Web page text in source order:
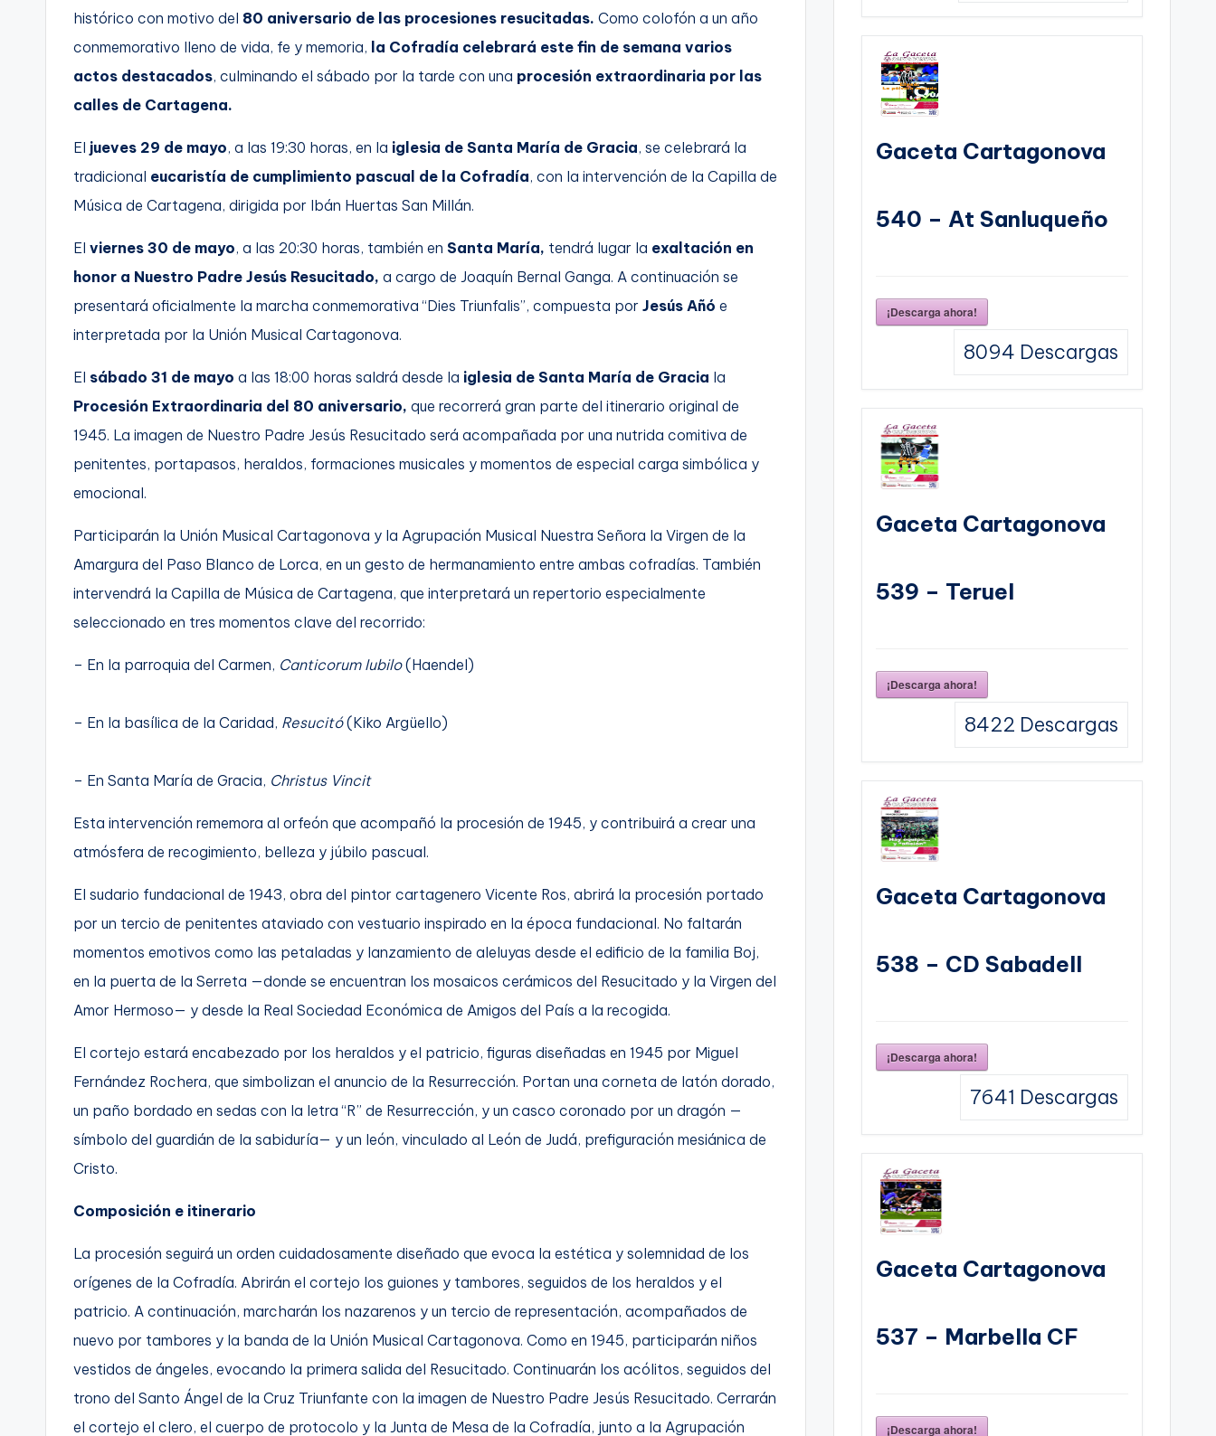
histórico con motivo del 80 aniversario de las procesiones resucitadas. Como colofón a un año
conmemorativo lleno de vida, fe y memoria, la Cofradía celebrará este fin de semana varios
actos destacados, culminando el sábado por la tarde con una procesión extraordinaria por las
calles de Cartagena.
El jueves 29 de mayo, a las 19:30 horas, en la iglesia de Santa María de Gracia, se celebrará la
tradicional eucaristía de cumplimiento pascual de la Cofradía, con la intervención de la Capilla de
Música de Cartagena, dirigida por Ibán Huertas San Millán.
El viernes 30 de mayo, a las 20:30 horas, también en Santa María, tendrá lugar la exaltación en
honor a Nuestro Padre Jesús Resucitado, a cargo de Joaquín Bernal Ganga. A continuación se
presentará oficialmente la marcha conmemorativa “Dies Triunfalis”, compuesta por Jesús Añó e
interpretada por la Unión Musical Cartagonova.
El sábado 31 de mayo a las 18:00 horas saldrá desde la iglesia de Santa María de Gracia la
Procesión Extraordinaria del 80 aniversario, que recorrerá gran parte del itinerario original de
1945. La imagen de Nuestro Padre Jesús Resucitado será acompañada por una nutrida comitiva de
penitentes, portapasos, heraldos, formaciones musicales y momentos de especial carga simbólica y
emocional.
Participarán la Unión Musical Cartagonova y la Agrupación Musical Nuestra Señora la Virgen de la
Amargura del Paso Blanco de Lorca, en un gesto de hermanamiento entre ambas cofradías. También
intervendrá la Capilla de Música de Cartagena, que interpretará un repertorio especialmente
seleccionado en tres momentos clave del recorrido:
– En la parroquia del Carmen, Canticorum Iubilo(Haendel)
– En la basílica de la Caridad, Resucitó(Kiko Argüello)
– En Santa María de Gracia, Christus Vincit
Esta intervención rememora al orfeón que acompañó la procesión de 1945, y contribuirá a crear una
atmósfera de recogimiento, belleza y júbilo pascual.
El sudario fundacional de 1943, obra del pintor cartagenero Vicente Ros, abrirá la procesión portado
por un tercio de penitentes ataviado con vestuario inspirado en la época fundacional. No faltarán
momentos emotivos como las petaladas y lanzamiento de aleluyas desde el edificio de la familia Boj,
en la puerta de la Serreta —donde se encuentran los mosaicos cerámicos del Resucitado y la Virgen del
Amor Hermoso— y desde la Real Sociedad Económica de Amigos del País a la recogida.
El cortejo estará encabezado por los heraldos y el patricio, figuras diseñadas en 1945 por Miguel
Fernández Rochera, que simbolizan el anuncio de la Resurrección. Portan una corneta de latón dorado,
un paño bordado en sedas con la letra “R” de Resurrección, y un casco coronado por un dragón —
símbolo del guardián de la sabiduría— y un león, vinculado al León de Judá, prefiguración mesiánica de
Cristo.
Composición e itinerario
La procesión seguirá un orden cuidadosamente diseñado que evoca la estética y solemnidad de los
orígenes de la Cofradía. Abrirán el cortejo los guiones y tambores, seguidos de los heraldos y el
patricio. A continuación, marcharán los nazarenos y un tercio de representación, acompañados de
nuevo por tambores y la banda de la Unión Musical Cartagonova. Como en 1945, participarán niños
vestidos de ángeles, evocando la primera salida del Resucitado. Continuarán los acólitos, seguidos del
trono del Santo Ángel de la Cruz Triunfante con la imagen de Nuestro Padre Jesús Resucitado. Cerrarán
el cortejo el clero, el cuerpo de protocolo y la Junta de Mesa de la Cofradía, junto a la Agrupación
Gaceta Cartagonova
540 – At Sanluqueño
¡Descarga ahora!
8094 Descargas
Gaceta Cartagonova
539 – Teruel
¡Descarga ahora!
8422 Descargas
Gaceta Cartagonova
538 – CD Sabadell
¡Descarga ahora!
7641 Descargas
Gaceta Cartagonova
537 – Marbella CF
¡Descarga ahora!